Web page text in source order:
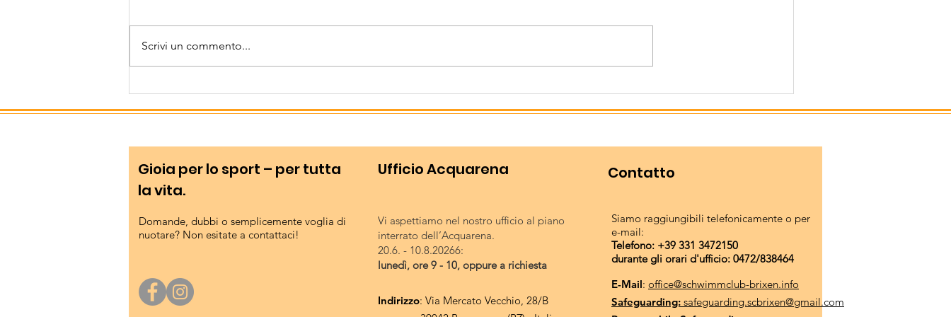
Sei giovani triatleti del
Bressanone Nuoto hanno
distanza sprint, che si è svolto
nelle acque e nei dintorni
Lovadina con il suo Lago Le
provenienti da tutta Italia, di età
compresa tra i 14 e i 19 anni, si so
Chiusura f-estiva della
stagione
Scrivi un commento...
Gioia per lo sport – per tutta
la vita.
Domande, dubbi o semplicemente voglia di
nuotare? Non esitate a contattaci!
Ufficio Acquarena
Vi aspettiamo nel nostro ufficio al piano
interrato dell’Acquarena.
20.6. - 10.8.20266:
lunedì, ore 9 - 10, oppure a richiesta
Indirizzo: Via Mercato Vecchio, 28/B
Contatto
Siamo raggiungibili telefonicamente o per
e-mail:
Telefono: +39 331 3472150
durante gli orari d'ufficio: 0472/838464
E-Mail: office@schwimmclub-brixen.info
Safeguarding: safeguarding.scbrixen@gmail.com